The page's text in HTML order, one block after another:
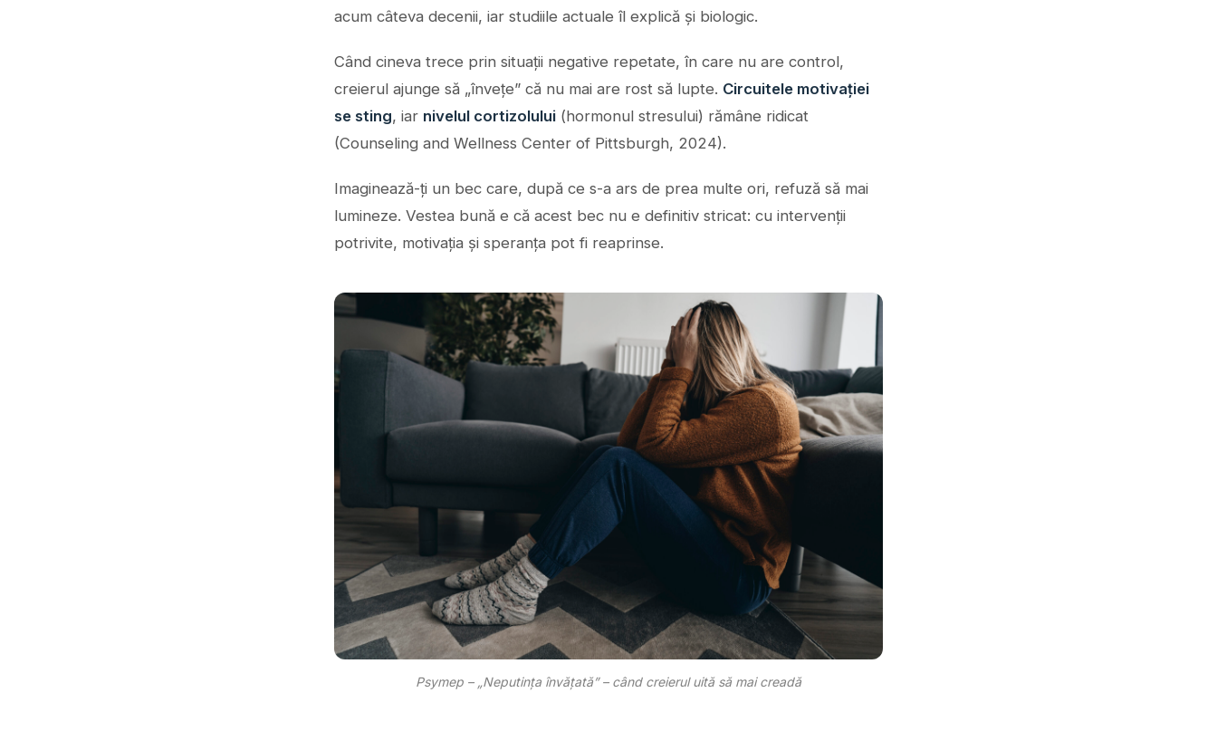
acum câteva decenii, iar studiile actuale îl explică și biologic.
Când cineva trece prin situații negative repetate, în care nu are control,
creierul ajunge să „învețe” că nu mai are rost să lupte. Circuitele motivației
se sting, iar nivelul cortizolului (hormonul stresului) rămâne ridicat
(Counseling and Wellness Center of Pittsburgh, 2024).
Imaginează-ți un bec care, după ce s-a ars de prea multe ori, refuză să mai
lumineze. Vestea bună e că acest bec nu e definitiv stricat: cu intervenții
potrivite, motivația și speranța pot fi reaprinse.
Psymep – „Neputința învățată” – când creierul uită să mai creadă